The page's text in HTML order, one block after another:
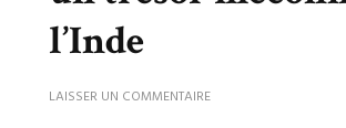
l’Inde
LAISSER UN COMMENTAIRESUR